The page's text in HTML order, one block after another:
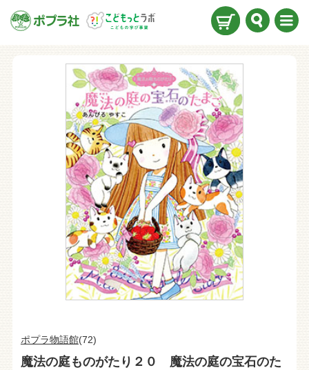
ポプラ物語館(72)
魔法の庭ものがたり２０ 魔法の庭の宝石のた